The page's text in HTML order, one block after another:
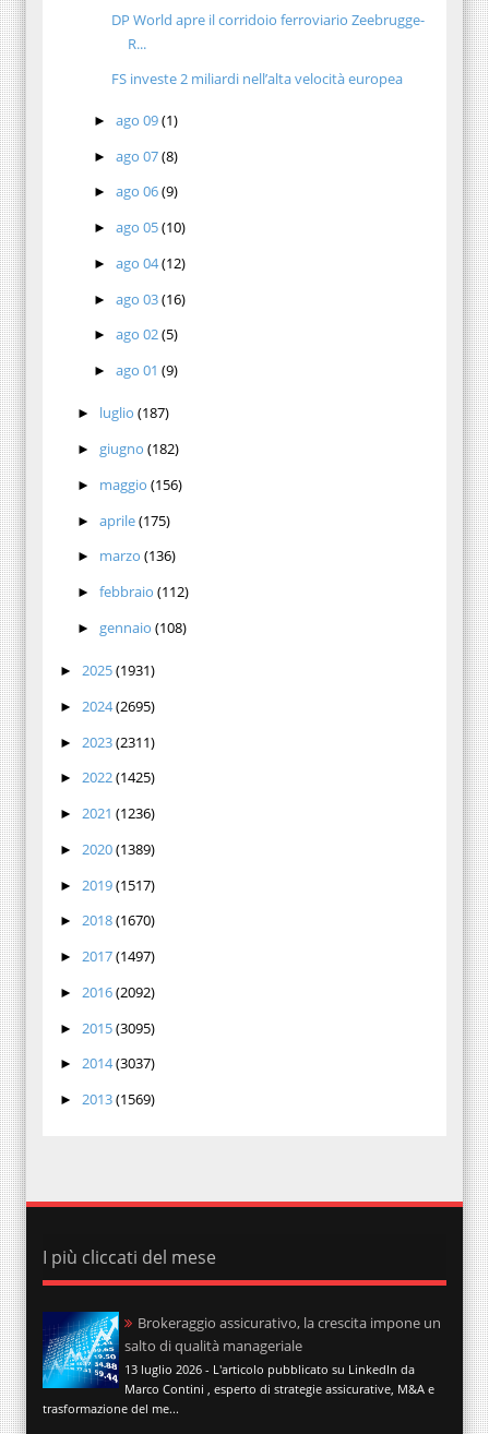
DP World apre il corridoio ferroviario Zeebrugge-
R...
FS investe 2 miliardi nell’alta velocità europea
►ago 09(1)
►ago 07(8)
►ago 06(9)
►ago 05(10)
►ago 04(12)
►ago 03(16)
►ago 02(5)
►ago 01(9)
► luglio (187)
► giugno (182)
► maggio (156)
► aprile(175)
► marzo (136)
► febbraio (112)
► gennaio (108)
► 2025(1931)
► 2024(2695)
► 2023(2311)
► 2022(1425)
► 2021 (1236)
► 2020(1389)
► 2019(1517)
► 2018(1670)
► 2017(1497)
► 2016(2092)
► 2015(3095)
► 2014(3037)
► 2013(1569)
I più cliccati del mese
Brokeraggio assicurativo, la crescita impone un
salto di qualità manageriale
13 luglio 2026 - L'articolo pubblicato su LinkedIn da
Marco Contini , esperto di strategie assicurative, M&A e
trasformazione del me...